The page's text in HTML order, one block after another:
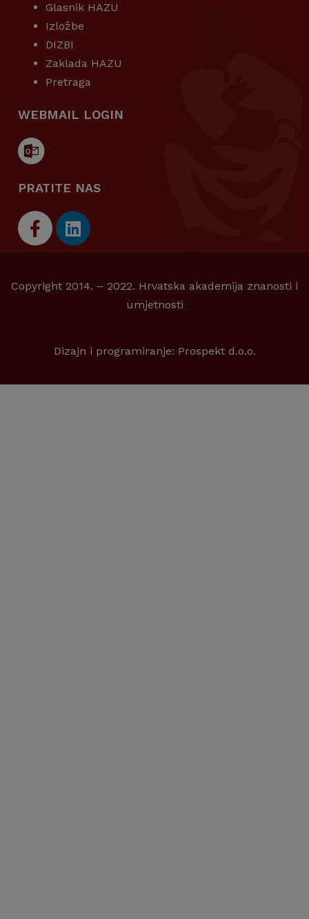
Glasnik HAZU
Izložbe
DIZBI
Zaklada HAZU
Pretraga
WEBMAIL LOGIN
PRATITE NAS
Copyright 2014. – 2022. Hrvatska akademija znanosti i
umjetnosti
Dizajn i programiranje: Prospekt d.o.o.